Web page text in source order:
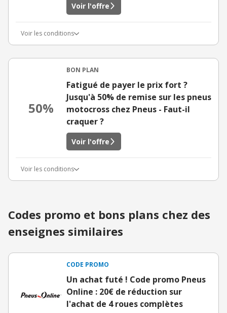
Voir l'offre
Voir les conditions
50%
BON PLAN
Fatigué de payer le prix fort ?
Jusqu'à 50% de remise sur les pneus
motocross chez Pneus - Faut-il
craquer ?
Voir l'offre
Voir les conditions
Codes promo et bons plans chez des
enseignes similaires
CODE PROMO
Un achat futé ! Code promo Pneus
Online : 20€ de réduction sur
l'achat de 4 roues complètes